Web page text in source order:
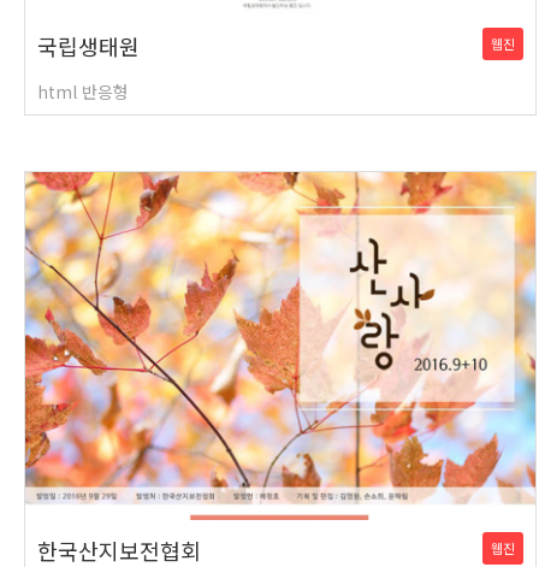
국립생태원 웹진
html 반응형
한국산지보전협회 웹진